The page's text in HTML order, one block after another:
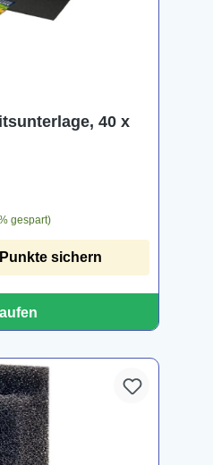
40 x
gespart)
sichern